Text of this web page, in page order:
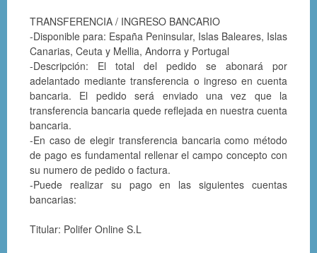
TRANSFERENCIA / INGRESO BANCARIO
-Disponible para: España Peninsular, Islas Baleares, Islas
Canarias, Ceuta y Mellia, Andorra y Portugal
-Descripción: El total del pedido se abonará por
adelantado mediante transferencia o ingreso en cuenta
bancaria. El pedido será enviado una vez que la
transferencia bancaria quede reflejada en nuestra cuenta
bancaria.
-En caso de elegir transferencia bancaria como método
de pago es fundamental rellenar el campo concepto con
su numero de pedido o factura.
-Puede realizar su pago en las siguientes cuentas
bancarias:
Titular: Polifer Online S.L